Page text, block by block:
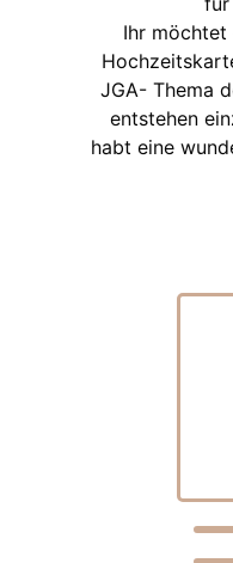
Ihr möchtet
JGA- Thema
entstehen
habt eine